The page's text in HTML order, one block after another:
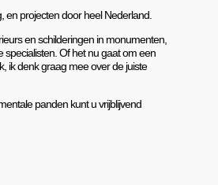
en projecten door heel Nederland.
en schilderingen in monumenten,
specialisten. Of het nu gaat om een
ik denk graag mee over de juiste
panden kunt u vrijblijvend